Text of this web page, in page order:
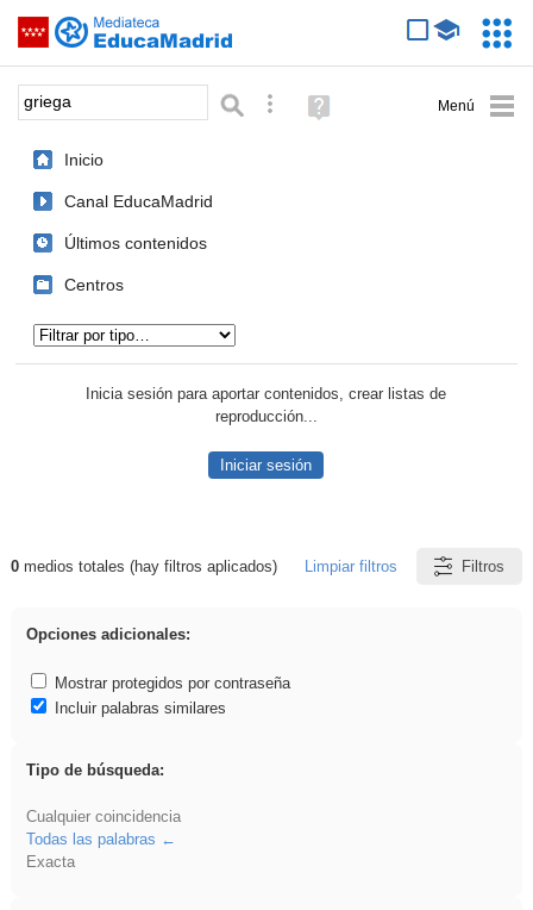
Saltar navegación
Palabra o frase: Búsqueda avanzada
Ayuda
(en
Inicio
Canal EducaMadrid
Últimos contenidos
Centros
Inicia sesión para aportar contenidos, crear listas de
reproducción...
Iniciar sesión
Resultados de: griega
0medios totales (hay filtros aplicados) Limpiar filtros Filtros
Opciones adicionales:
Mostrar protegidos por contraseña
Incluir palabras similares
Tipo de búsqueda:
Cualquier coincidencia
Todas las palabras
Exacta